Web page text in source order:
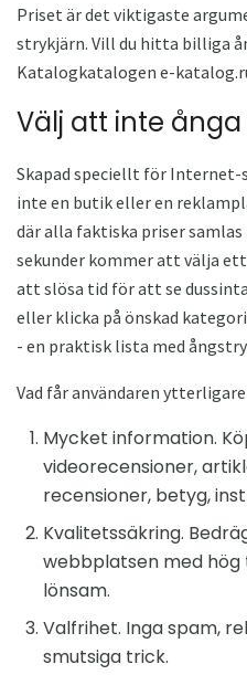
Priset är det viktigaste
strykjärn. Vill du hitta billiga
Katalogkatalogen e-
Välj att inte ånga
Skapad speciellt för
inte en butik eller en
där alla faktiska priser samlas
sekunder kommer att välja
att slösa tid för att se
eller klicka på önskad
- en praktisk lista med
Vad får användaren
Mycket information.
videorecensioner,
recensioner, betyg,
Kvalitetssäkring.
webbplatsen med
lönsam.
Valfrihet. Inga spam,
smutsiga trick.